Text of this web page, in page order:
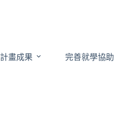
計畫成果 完善就學協助